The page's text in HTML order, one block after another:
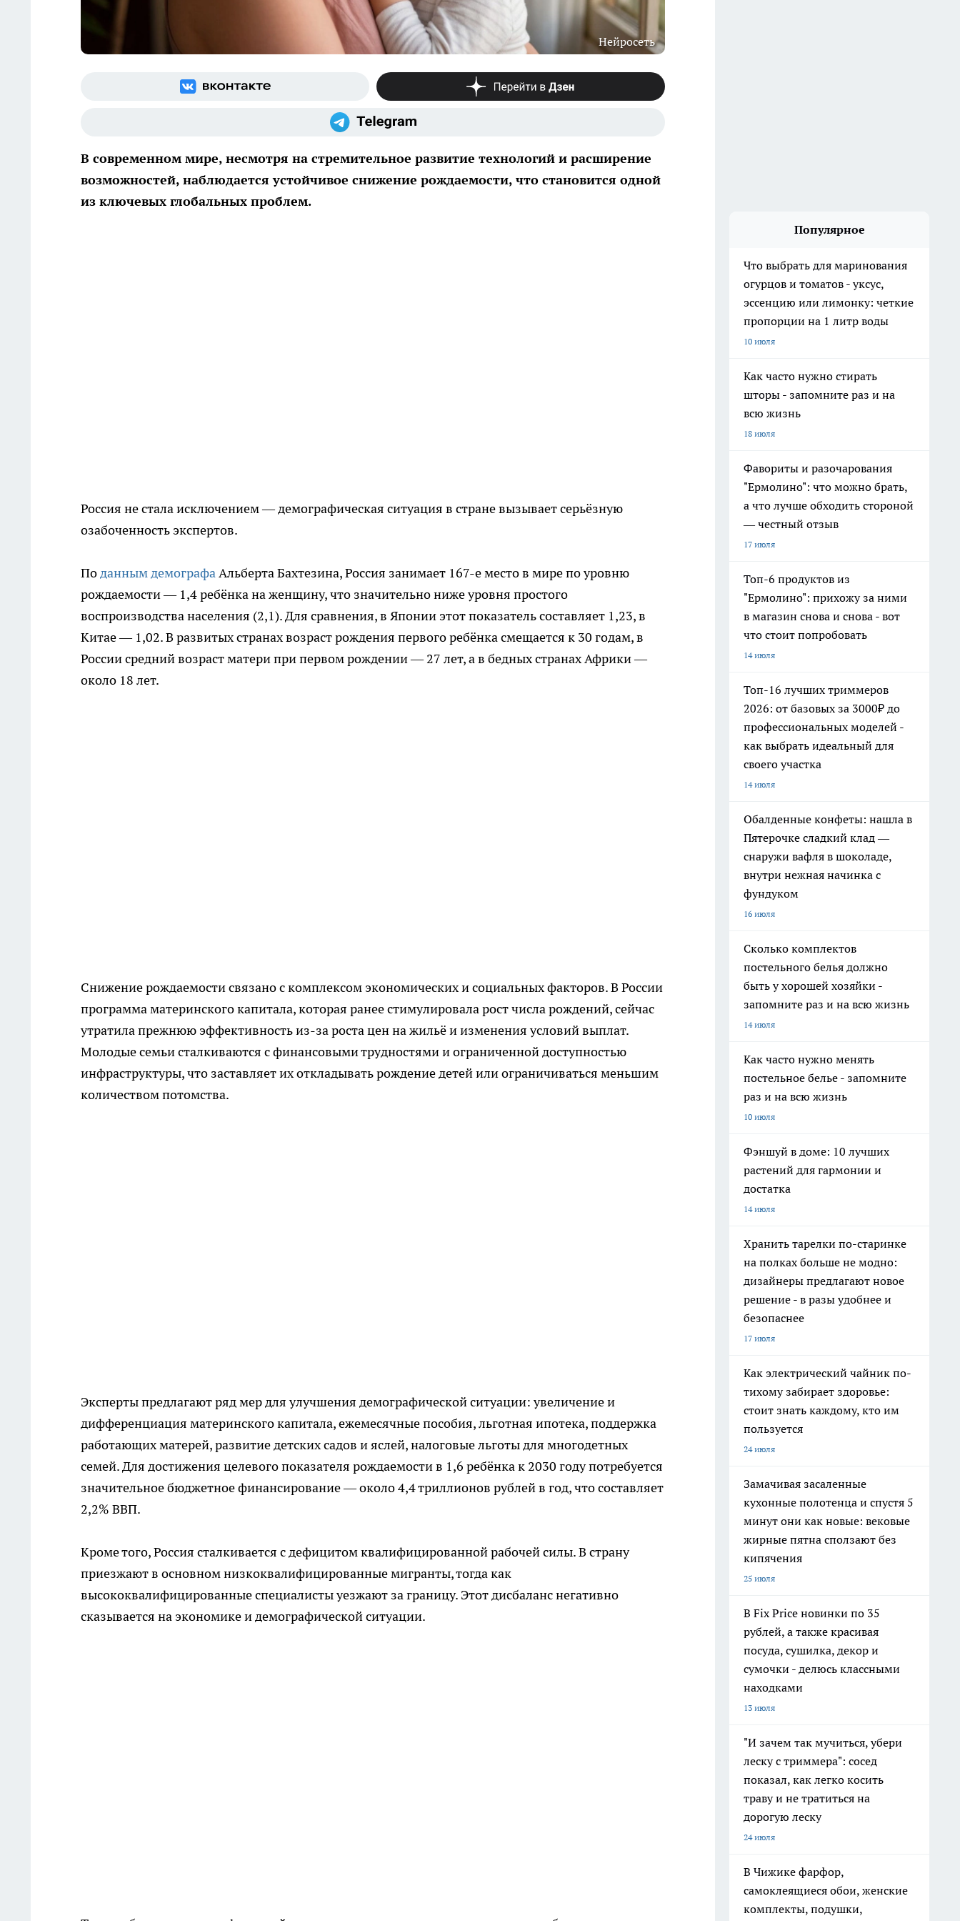
Нейросеть
В современном мире, несмотря на стремительное развитие технологий и расширение
возможностей, наблюдается устойчивое снижение рождаемости, что становится одной
из ключевых глобальных проблем.
Россия не стала исключением — демографическая ситуация в стране вызывает серьёзную
озабоченность экспертов.
Поданным демографаАльберта Бахтезина, Россия занимает 167-е место в мире по уровню
рождаемости — 1,4 ребёнка на женщину, что значительно ниже уровня простого
воспроизводства населения (2,1). Для сравнения, в Японии этот показатель составляет 1,23, в
Китае — 1,02. В развитых странах возраст рождения первого ребёнка смещается к 30 годам, в
России средний возраст матери при первом рождении — 27 лет, а в бедных странах Африки —
около 18 лет.
Снижение рождаемости связано с комплексом экономических и социальных факторов. В России
программа материнского капитала, которая ранее стимулировала рост числа рождений, сейчас
утратила прежнюю эффективность из-за роста цен на жильё и изменения условий выплат.
Молодые семьи сталкиваются с финансовыми трудностями и ограниченной доступностью
инфраструктуры, что заставляет их откладывать рождение детей или ограничиваться меньшим
количеством потомства.
Эксперты предлагают ряд мер для улучшения демографической ситуации: увеличение и
дифференциация материнского капитала, ежемесячные пособия, льготная ипотека, поддержка
работающих матерей, развитие детских садов и яслей, налоговые льготы для многодетных
семей. Для достижения целевого показателя рождаемости в 1,6 ребёнка к 2030 году потребуется
значительное бюджетное финансирование — около 4,4 триллионов рублей в год, что составляет
2,2% ВВП.
Кроме того, Россия сталкивается с дефицитом квалифицированной рабочей силы. В страну
приезжают в основном низкоквалифицированные мигранты, тогда как
высококвалифицированные специалисты уезжают за границу. Этот дисбаланс негативно
сказывается на экономике и демографической ситуации.
Популярное
Что выбрать для маринования
огурцов и томатов - уксус,
эссенцию или лимонку: четкие
пропорции на 1 литр воды
10 июля
Как часто нужно стирать
шторы - запомните раз и на
всю жизнь
18 июля
Фавориты и разочарования
"Ермолино": что можно брать,
а что лучше обходить стороной
— честный отзыв
17 июля
Топ-6 продуктов из
"Ермолино": прихожу за ними
в магазин снова и снова - вот
что стоит попробовать
14 июля
Топ-16 лучших триммеров
2026: от базовых за 3000₽ до
профессиональных моделей -
как выбрать идеальный для
своего участка
14 июля
Обалденные конфеты: нашла в
Пятерочке сладкий клад —
снаружи вафля в шоколаде,
внутри нежная начинка с
фундуком
16 июля
Сколько комплектов
постельного белья должно
быть у хорошей хозяйки -
запомните раз и на всю жизнь
14 июля
Как часто нужно менять
постельное белье - запомните
раз и на всю жизнь
10 июля
Фэншуй в доме: 10 лучших
растений для гармонии и
достатка
14 июля
Хранить тарелки по-старинке
на полках больше не модно:
дизайнеры предлагают новое
решение - в разы удобнее и
безопаснее
17 июля
Как электрический чайник по-
тихому забирает здоровье:
стоит знать каждому, кто им
пользуется
24 июля
Замачивая засаленные
кухонные полотенца и спустя 5
минут они как новые: вековые
жирные пятна сползают без
кипячения
25 июля
В Fix Price новинки по 35
рублей, а также красивая
посуда, сушилка, декор и
сумочки - делюсь классными
находками
13 июля
"И зачем так мучиться, убери
леску с триммера": сосед
показал, как легко косить
траву и не тратиться на
дорогую леску
24 июля
В Чижике фарфор,
самоклеящиеся обои, женские
комплекты, подушки,